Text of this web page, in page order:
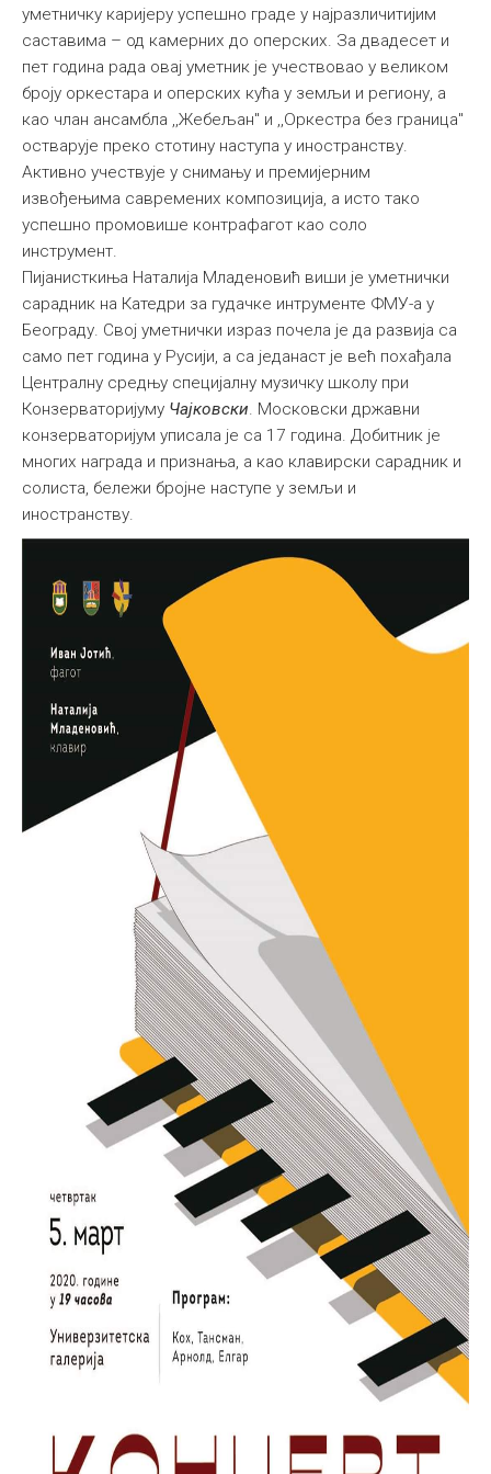
уметничку каријеру успешно граде у најразличитијим
саставима – од камерних до оперских. За двадесет и
пет година рада овај уметник је учествoвао у великом
броју оркестара и оперских кућа у земљи и региону, а
као члан ансамбла ,,Жебељан" и ,,Оркестра без граница"
остварује преко стотину наступа у иностранству.
Активно учествује у снимању и премијерним
извођењима савремених композиција, а исто тако
успешно промовише контрафагот као соло
инструмент.
Пијанисткиња Наталија Младеновић виши је уметнички
сарадник на Катедри за гудачке интрументе ФМУ-а у
Београду. Свој уметнички израз почела је да развија са
само пет година у Русији, а са једанаст је већ похађала
Централну средњу специјалну музичку школу при
Конзерваторијуму Чајковски. Московски државни
конзерваторијум уписала је са 17 година. Добитник је
многих награда и признања, а као клавирски сарадник и
солиста, бележи бројне наступе у земљи и
иностранству.